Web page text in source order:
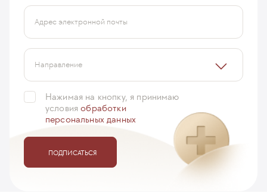
Адрес электронной почты
Направление
Нажимая на кнопку, я принимаю
условияобработки
персональных данных
ПОДПИСАТЬСЯ